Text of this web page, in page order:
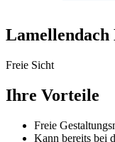
Lamellendach
Freie Sicht
Ihre Vorteile
Freie
Kann bereits bei